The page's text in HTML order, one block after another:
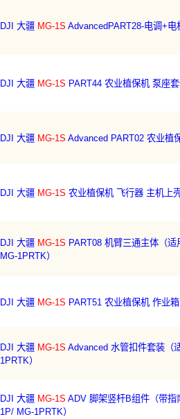
DJI 大疆 MG-1S AdvancedPART28-电调+电
DJI 大疆 MG-1S PART44 农业植保机 泵座
DJI 大疆 MG-1S Advanced PART02 农业植
DJI 大疆 MG-1S 农业植保机 飞行器 主机上
DJI 大疆 MG-1S PART08 机臂三通主体（适
MG-1PRTK）
DJI 大疆 MG-1S PART51 农业植保机 作业
DJI 大疆 MG-1S Advanced 水管扣件套装（
1PRTK）
DJI 大疆 MG-1S ADV 脚架竖杆B组件（带
1P/ MG-1PRTK）